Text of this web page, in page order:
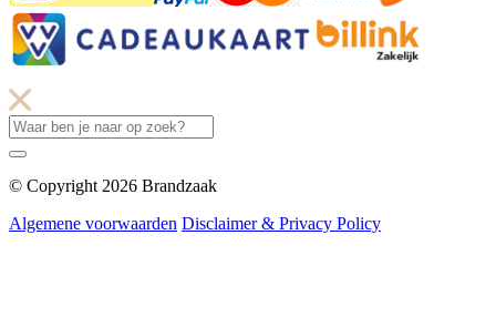
© Copyright 2026 Brandzaak
Algemene voorwaarden Disclaimer & Privacy Policy